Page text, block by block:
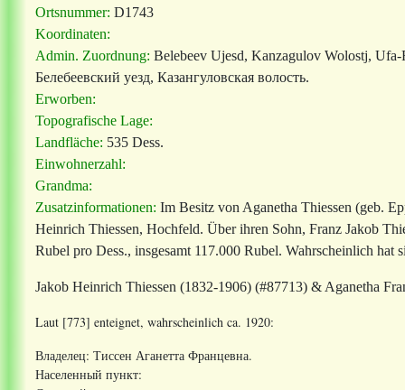
Ortsnummer: D1743
Koordinaten:
Admin. Zuordnung: Belebeev Ujesd, Kanzagulov Wolostj,
Белебеевский уезд, Казангуловская волость.
Erworben:
Topografische Lage:
Landfläche: 535 Dess.
Einwohnerzahl:
Grandma:
Zusatzinformationen: Im Besitz von Aganetha Thiessen (geb.
Heinrich Thiessen, Hochfeld. Über ihren Sohn, Franz Jakob
Rubel pro Dess., insgesamt 117.000 Rubel. Wahrscheinlich hat
Jakob Heinrich Thiessen (1832-1906) (#87713) & Aganetha
Laut [773] enteignet, wahrscheinlich ca. 1920:
Владелец: Тиссен Аганетта Францевна.
Населенный пункт: